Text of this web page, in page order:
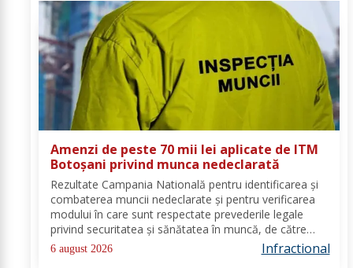
Amenzi de peste 70 mii lei aplicate de ITM
Botoșani privind munca nedeclarată
Rezultate Campania Natională pentru identificarea și
combaterea muncii nedeclarate și pentru verificarea
modului în care sunt respectate prevederile legale
privind securitatea și sănătatea în muncă, de către
angajatorii care desfășoară activități în domeniul
Industria alimentară - cod CAEN 10....
6 august 2026 Infractional